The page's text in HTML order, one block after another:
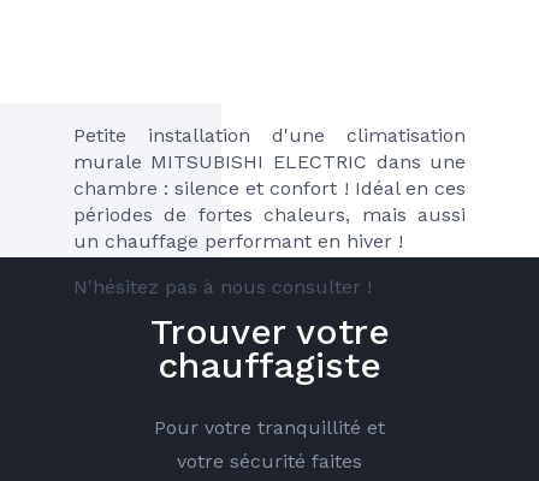
Petite installation d'une climatisation
murale MITSUBISHI ELECTRIC dans une
chambre : silence et confort ! Idéal en ces
périodes de fortes chaleurs, mais aussi
un chauffage performant en hiver !
N'hésitez pas à nous consulter !
Trouver votre
chauffagiste
Pour votre tranquillité et
votre sécurité faites